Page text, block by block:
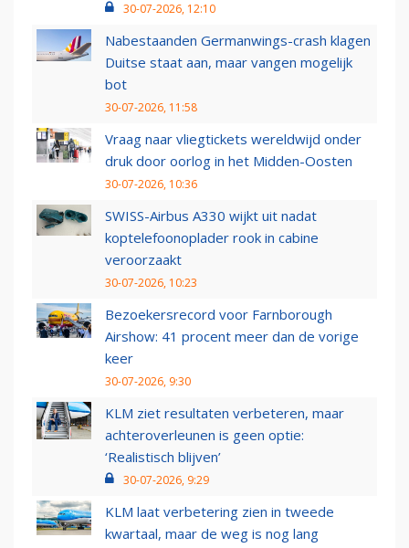
30-07-2026, 12:10
Nabestaanden Germanwings-crash klagen
Duitse staat aan, maar vangen mogelijk
bot
30-07-2026, 11:58
Vraag naar vliegtickets wereldwijd onder
druk door oorlog in het Midden-Oosten
30-07-2026, 10:36
SWISS-Airbus A330 wijkt uit nadat
koptelefoonoplader rook in cabine
veroorzaakt
30-07-2026, 10:23
Bezoekersrecord voor Farnborough
Airshow: 41 procent meer dan de vorige
keer
30-07-2026, 9:30
KLM ziet resultaten verbeteren, maar
achteroverleunen is geen optie:
‘Realistisch blijven’
30-07-2026, 9:29
KLM laat verbetering zien in tweede
kwartaal, maar de weg is nog lang